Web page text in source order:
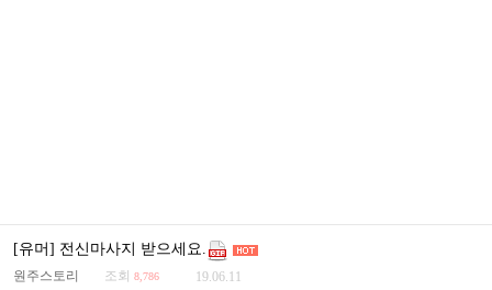
[유머] 전신마사지 받으세요.
원주스토리 조회 8,786 19.06.11